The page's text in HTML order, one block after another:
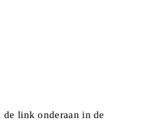
link onderaan in de